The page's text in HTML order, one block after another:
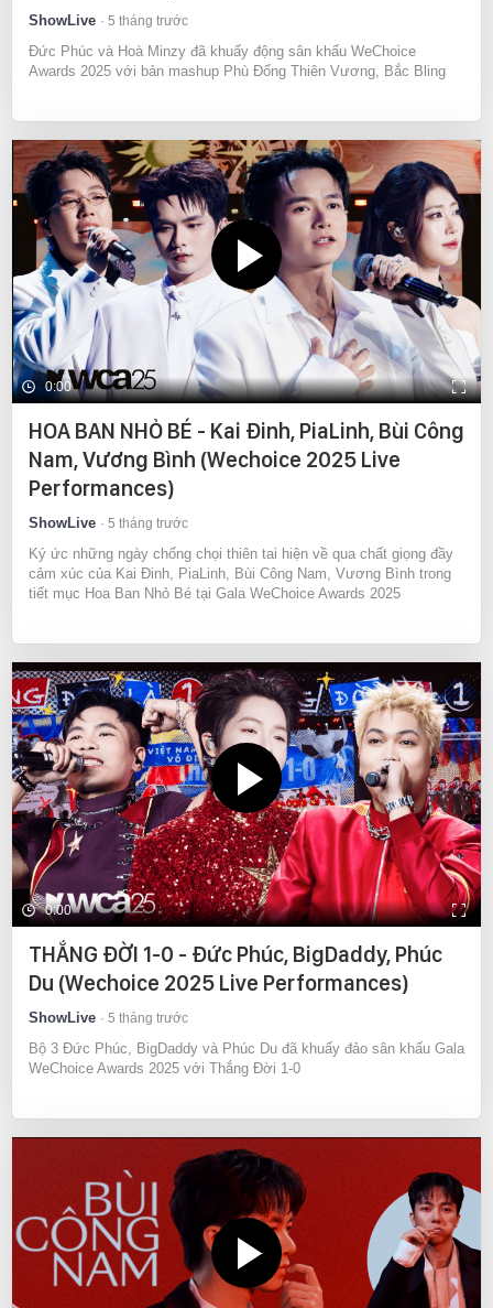
ShowLive 5 tháng trước
Đức Phúc và Hoà Minzy đã khuấy động sân khấu WeChoice
Awards 2025 với bản mashup Phù Đổng Thiên Vương, Bắc Bling
0:00
HOA BAN NHỎ BÉ - Kai Đinh, PiaLinh, Bùi Công
Nam, Vương Bình (Wechoice 2025 Live
Performances)
ShowLive 5 tháng trước
Ký ức những ngày chống chọi thiên tai hiện về qua chất giọng đầy
cảm xúc của Kai Đinh, PiaLinh, Bùi Công Nam, Vương Bình trong
tiết mục Hoa Ban Nhỏ Bé tại Gala WeChoice Awards 2025
0:00
THẮNG ĐỜI 1-0 - Đức Phúc, BigDaddy, Phúc
Du (Wechoice 2025 Live Performances)
ShowLive 5 tháng trước
Bộ 3 Đức Phúc, BigDaddy và Phúc Du đã khuấy đảo sân khấu Gala
WeChoice Awards 2025 với Thắng Đời 1-0